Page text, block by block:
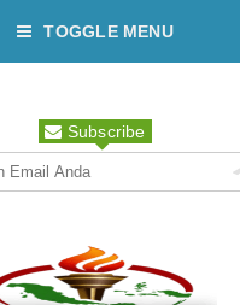
TOGGLE MENU
Subscribe